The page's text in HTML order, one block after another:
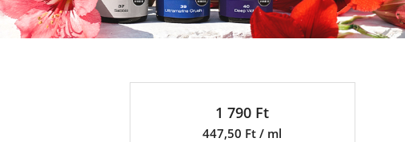
1 790 Ft
447,50 Ft / ml